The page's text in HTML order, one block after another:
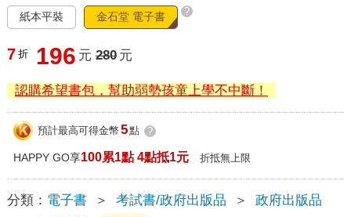
紙本平裝 金石堂 電子書 ?
7 折 196 元 280 元
認購希望書包，幫助弱勢孩童上學不中斷！
預計最高可得金幣 5點 ?
HAPPY GO享100累1點 4點抵1元 折抵無上限
分類： 電子書 ＞ 考試書/政府出版品 ＞
政府出版品